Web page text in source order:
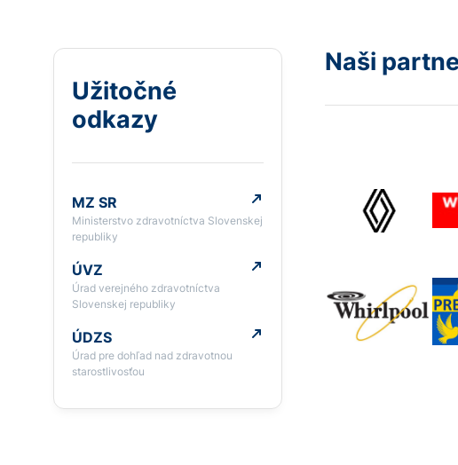
Užitočné
odkazy
MZ SR
Ministerstvo zdravotníctva Slovenskej
republiky
ÚVZ
Úrad verejného zdravotníctva
Slovenskej republiky
ÚDZS
Úrad pre dohľad nad zdravotnou
starostlivosťou
Naši